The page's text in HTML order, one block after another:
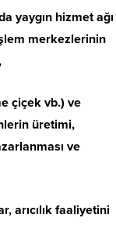
yaygın hizmet ağı
merkezlerinin
çiçek vb.) ve
üretimi,
ve
arıcılık faaliyetini